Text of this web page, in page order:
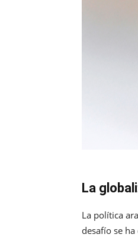
La
La política
desafío se